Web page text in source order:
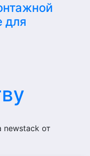
для
newstack от